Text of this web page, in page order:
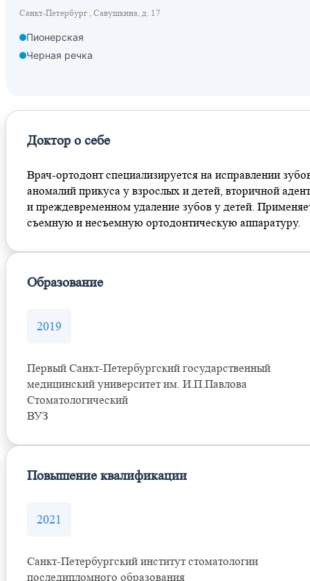
Санкт-Петербург , Савушкина, д. 17
Пионерская
Черная речка
Доктор о себе
Врач-ортодонт специализируется на исправлении
аномалий прикуса у взрослых и детей, вторичной
и преждевременном удаление зубов у детей.
съемную и несъемную ортодонтическую аппаратуру.
Образование
2019
Первый Санкт-Петербургский государственный
медицинский университет им. И.П.Павлова
Стоматологический
ВУЗ
Повышение квалификации
2021
Санкт-Петербургский институт стоматологии
последипломного образования